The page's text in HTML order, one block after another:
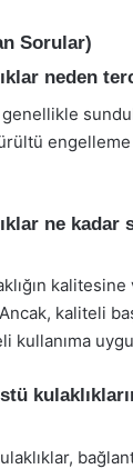
Sorular)
neden
ne kadar
kalitesine
kaliteli
kullanıma